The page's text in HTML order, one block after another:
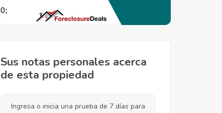
Sus notas personales acerca
de esta propiedad